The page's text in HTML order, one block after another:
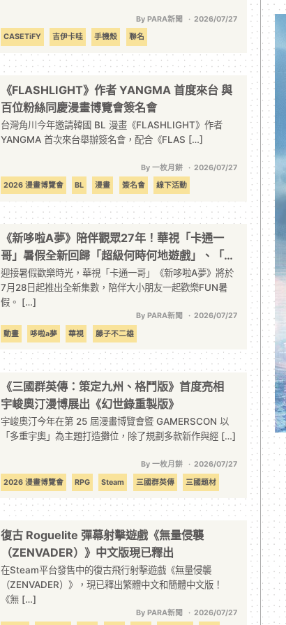
By PARA新聞
2026/07/27
CASETiFY
吉伊卡哇 手機殼 聯名
《FLASHLIGHT》作者 YANGMA 首度來台 與
百位粉絲同慶漫畫博覽會簽名會
台灣角川今年邀請韓國 BL 漫畫《FLASHLIGHT》作者
YANGMA 首次來台舉辦簽名會，配合《FLAS […]
By 一枚月餅
2026/07/27
2026 漫畫博覽會
BL 漫畫 簽名會 線下活動
《新哆啦A夢》陪伴觀眾27年！華視「卡通一
哥」暑假全新回歸「超級何時何地遊戲」、「音
樂番薯」爆笑登場 陪大小朋友歡樂FUN暑假
迎接暑假歡樂時光，華視「卡通一哥」《新哆啦A夢》將於
7月28日起推出全新集數，陪伴大小朋友一起歡樂FUN暑
假。 […]
By PARA新聞
2026/07/27
動畫
哆啦a夢 華視 藤子不二雄
《三國群英傳：策定九州、格鬥版》首度亮相
宇峻奧汀漫博展出《幻世錄重製版》
宇峻奧汀今年在第 25 屆漫畫博覽會暨 GAMERSCON 以
「多重宇奧」為主題打造攤位，除了規劃多款新作與經 […]
By 一枚月餅
2026/07/27
2026 漫畫博覽會
RPG Steam 三國群英傳 三國題材
回合制 宇峻奧汀 幻世錄 格鬥遊戲 重製
復古 Roguelite 彈幕射擊遊戲《無量侵襲
（ZENVADER）》中文版現已釋出
在Steam平台發售中的復古飛行射擊遊戲《無量侵襲
（ZENVADER）》，現已釋出繁體中文和簡體中文版！
《無 […]
By PARA新聞 2026/07/27